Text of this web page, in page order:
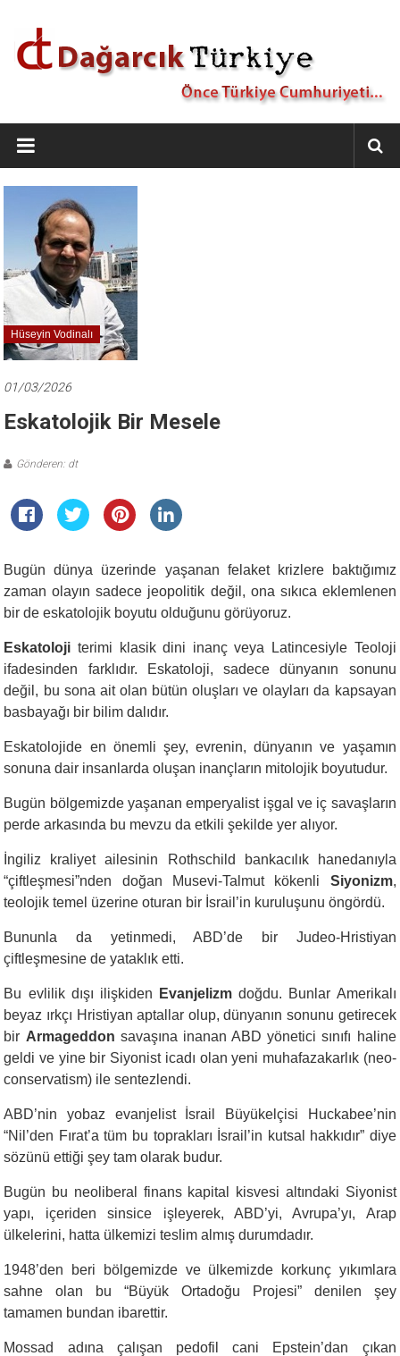
Dağarcık
Türkiye
Önce
Türkiye
Cumhuriyeti…
Hüseyin Vodinalı
01/03/2026
Eskatolojik Bir Mesele
Gönderen: dt
Bugün dünya üzerinde yaşanan felaket krizlere baktığımız
zaman olayın sadece jeopolitik değil, ona sıkıca eklemlenen
bir de eskatolojik boyutu olduğunu görüyoruz.
Eskatoloji terimi klasik dini inanç veya Latincesiyle Teoloji
ifadesinden farklıdır. Eskatoloji, sadece dünyanın sonunu
değil, bu sona ait olan bütün oluşları ve olayları da kapsayan
basbayağı bir bilim dalıdır.
Eskatolojide en önemli şey, evrenin, dünyanın ve yaşamın
sonuna dair insanlarda oluşan inançların mitolojik boyutudur.
Bugün bölgemizde yaşanan emperyalist işgal ve iç savaşların
perde arkasında bu mevzu da etkili şekilde yer alıyor.
İngiliz kraliyet ailesinin Rothschild bankacılık hanedanıyla
“çiftleşmesi”nden doğan Musevi-Talmut kökenli Siyonizm,
teolojik temel üzerine oturan bir İsrail’in kuruluşunu öngördü.
Bununla da yetinmedi, ABD’de bir Judeo-Hristiyan
çiftleşmesine de yataklık etti.
Bu evlilik dışı ilişkiden Evanjelizm doğdu. Bunlar Amerikalı
beyaz ırkçı Hristiyan aptallar olup, dünyanın sonunu getirecek
bir Armageddon savaşına inanan ABD yönetici sınıfı haline
geldi ve yine bir Siyonist icadı olan yeni muhafazakarlık (neo-
conservatism) ile sentezlendi.
ABD’nin yobaz evanjelist İsrail Büyükelçisi Huckabee’nin
“Nil’den Fırat’a tüm bu toprakları İsrail’in kutsal hakkıdır” diye
sözünü ettiği şey tam olarak budur.
Bugün bu neoliberal finans kapital kisvesi altındaki Siyonist
yapı, içeriden sinsice işleyerek, ABD’yi, Avrupa’yı, Arap
ülkelerini, hatta ülkemizi teslim almış durumdadır.
1948’den beri bölgemizde ve ülkemizde korkunç yıkımlara
sahne olan bu “Büyük Ortadoğu Projesi” denilen şey
tamamen bundan ibarettir.
Mossad adına çalışan pedofil cani Epstein’dan çıkan